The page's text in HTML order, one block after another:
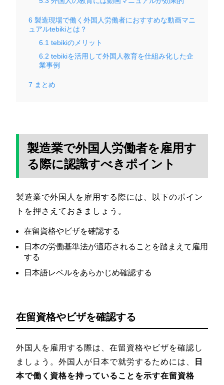
6 製造現場で働く外国人労働者におすすめな動画マニ
ュアルtebikiとは？
6.1 tebikiのメリット
6.2 tebikiを活用して外国人教育を仕組み化した企
業事例
7 まとめ
製造業で外国人労働者を雇用す
る際に認識すべきポイント
製造業で外国人を雇用する際には、以下のポイン
トを押さえておきましょう。
在留資格やビザを確認する
日本の労働基準法が適応されることを踏まえて雇用
する
日本語レベルをあらかじめ確認する
在留資格やビザを確認する
外国人を雇用する際は、在留資格やビザを確認し
ましょう。外国人が日本で就労するためには、
日
本で働く資格を持っていることを示す在留資格